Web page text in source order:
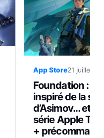
App Store21 juillet
Foundation :
inspiré de la
d’Asimov… et
série Apple
+